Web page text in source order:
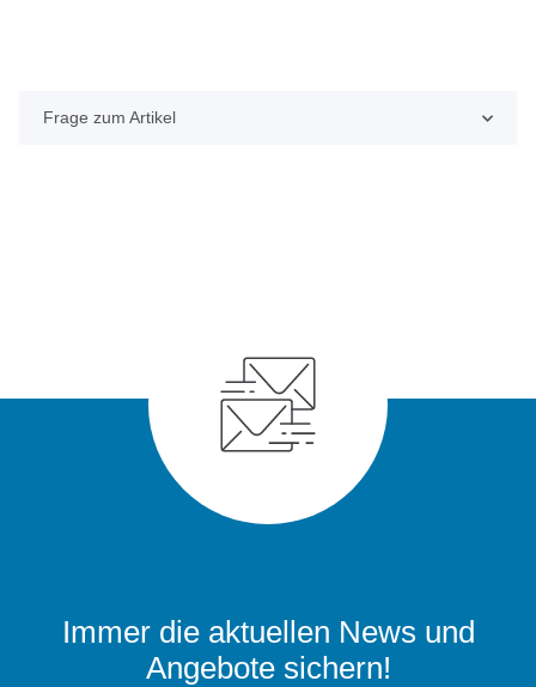
Frage zum Artikel
Immer die aktuellen News und
Angebote sichern!